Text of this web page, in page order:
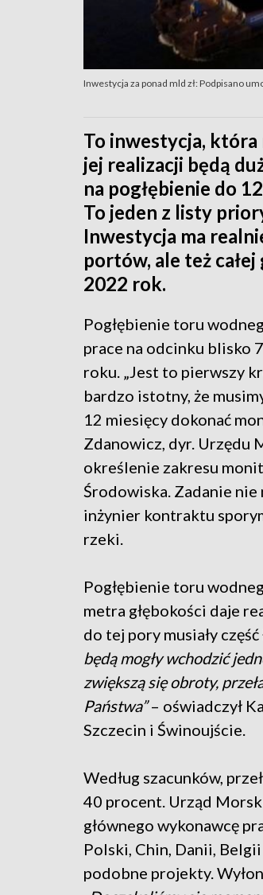
Inwestycja za ponad mld zł: Podpisano
To inwestycja, która
jej realizacji będą
na pogłębienie do
To jeden z listy
Inwestycja ma
portów, ale też
2022 rok.
Pogłębienie toru
prace na odcinku blisko
roku. „Jest to pierwszy
bardzo istotny, że
12 miesięcy dokonać
Zdanowicz, dyr. Urzędu
określenie zakresu
Środowiska. Zadanie
inżynier kontraktu
rzeki.
Pogłębienie toru
metra głębokości daje
do tej pory musiały
będą mogły wchodzić
zwiększą się obroty,
Państwa”– oświadczył
Szczecin i Świnoujście.
Według szacunków,
40 procent. Urząd
głównego wykonawcę
Polski, Chin, Danii,
podobne projekty.